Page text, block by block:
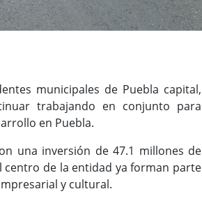
municipales de Puebla capital,
trabajando en conjunto para
en Puebla.
una inversión de 47.1 millones de
centro de la entidad ya forman parte
y cultural.